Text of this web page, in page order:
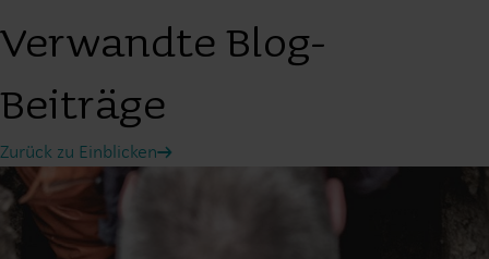
Verwandte Blog-
Beiträge
Zurück zu Einblicken